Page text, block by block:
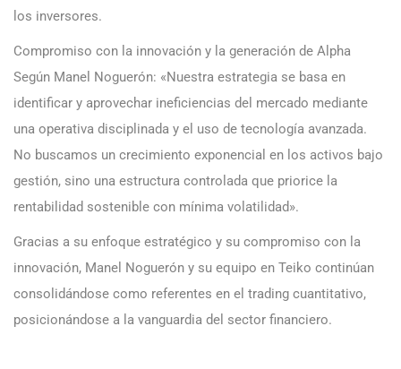
los inversores.
Compromiso con la innovación y la generación de Alpha
Según Manel Noguerón: «Nuestra estrategia se basa en
identificar y aprovechar ineficiencias del mercado mediante
una operativa disciplinada y el uso de tecnología avanzada.
No buscamos un crecimiento exponencial en los activos bajo
gestión, sino una estructura controlada que priorice la
rentabilidad sostenible con mínima volatilidad».
Gracias a su enfoque estratégico y su compromiso con la
innovación, Manel Noguerón y su equipo en Teiko continúan
consolidándose como referentes en el trading cuantitativo,
posicionándose a la vanguardia del sector financiero.